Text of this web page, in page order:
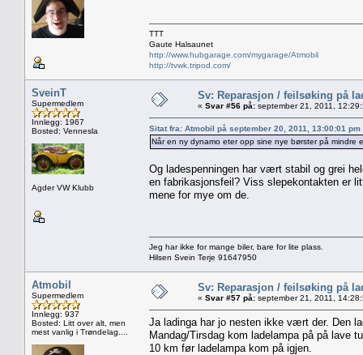
TTT
Gaute Halsaunet
http://www.hubgarage.com/mygarage/Atmobil
http://tvwk.tripod.com/
SveinT
Supermedlem
Innlegg: 1967
Bosted: Vennesla
Agder VW Klubb
Sv: Reparasjon / feilsøking på
« Svar #56 på: september 21, 2011,
Sitat fra: Atmobil på september 20, 2011, 13:00:01 pm
Når en ny dynamo eter opp sine nye børster på
Og ladespenningen har vært stabil og grei
en fabrikasjonsfeil? Viss slepekontakten er
mene for mye om de.
Jeg har ikke for mange biler, bare for lite plass.
Hilsen Svein Terje 91647950
Atmobil
Supermedlem
Innlegg: 937
Bosted: Litt over alt, men
mest vanlig i Trøndelag....
Sv: Reparasjon / feilsøking på
« Svar #57 på: september 21, 2011,
Ja ladinga har jo nesten ikke vært der. Den
Mandag/Tirsdag kom ladelampa på på lave
10 km før ladelampa kom på igjen.